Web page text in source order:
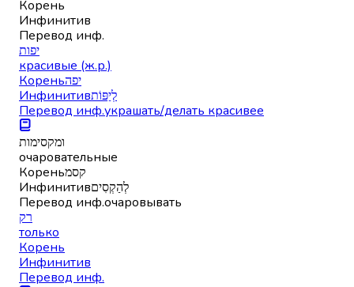
Корень
Инфинитив
Перевод инф.
יפות
красивые (ж.р.)
Кореньיפה
Инфинитивלְיַפּוֹת
Перевод инф.украшать/делать красивее
ומקסימות
очаровательные
Кореньקסמ
Инфинитивלְהַקְסִים
Перевод инф.очаровывать
רק
только
Корень
Инфинитив
Перевод инф.